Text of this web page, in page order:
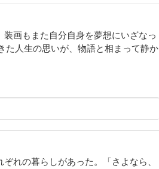
画もまた自分自身を夢想にいざなっ
た人生の思いが、物語と相まって静か
れの暮らしがあった。「さよなら、